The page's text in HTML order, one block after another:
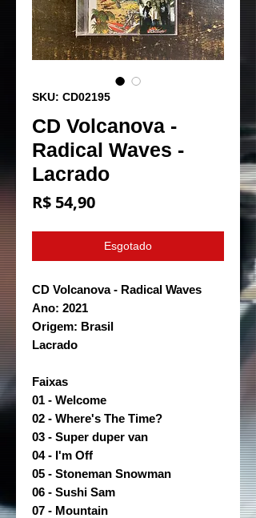
SKU: CD02195
CD Volcanova -
Radical Waves -
Lacrado
R$ 54,90Preço
Esgotado
CD Volcanova - Radical Waves
Ano: 2021
Origem: Brasil
Lacrado
Faixas
01 - Welcome
02 - Where's The Time?
03 - Super duper van
04 - I'm Off
05 - Stoneman Snowman
06 - Sushi Sam
07 - Mountain